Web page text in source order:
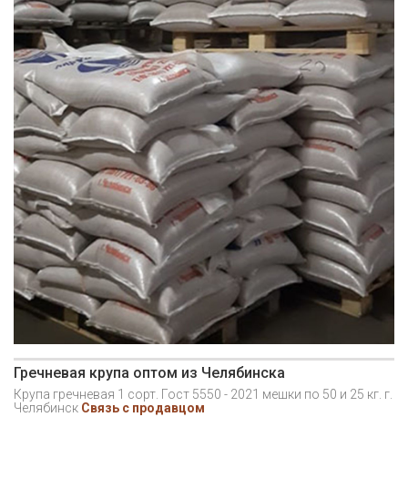
Гречневая крупа оптом из Челябинска
Крупа гречневая 1 сорт. Гост 5550 - 2021 мешки по 50 и 25 кг. г.
Челябинск Связь с продавцом